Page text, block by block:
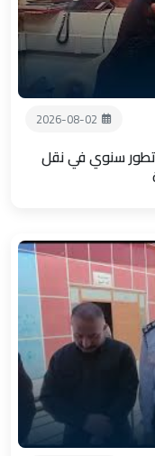
2026-08-02
تطور سنوي في نقل